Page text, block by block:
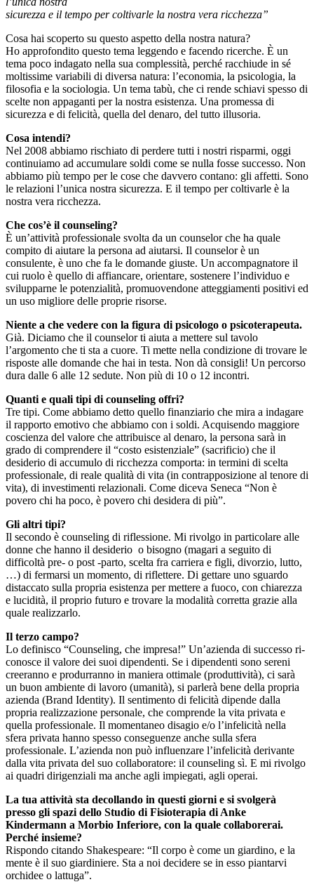
sicurezza e il tempo per coltivarle la nostra vera ricchezza”
Cosa hai scoperto su questo aspetto della nostra natura?
Ho approfondito questo tema leggendo e facendo ricerche. È un
tema poco indagato nella sua complessità, perché racchiude in sé
moltissime variabili di diversa natura: l’economia, la psicologia, la
filosofia e la sociologia. Un tema tabù, che ci rende schiavi spesso di
scelte non appaganti per la nostra esistenza. Una promessa di
sicurezza e di felicità, quella del denaro, del tutto illusoria.
Cosa intendi?
Nel 2008 abbiamo rischiato di perdere tutti i nostri risparmi, oggi
continuiamo ad accumulare soldi come se nulla fosse successo. Non
abbiamo più tempo per le cose che davvero contano: gli affetti. Sono
le relazioni l’unica nostra sicurezza. E il tempo per coltivarle è la
nostra vera ricchezza.
Che cos’è il counseling?
È un’attività professionale svolta da un counselor che ha quale
compito di aiutare la persona ad aiutarsi. Il counselor è un
consulente, è uno che fa le domande giuste. Un accompagnatore il
cui ruolo è quello di affiancare, orientare, sostenere l’individuo e
svilupparne le potenzialità, promuovendone atteggiamenti positivi ed
un uso migliore delle proprie risorse.
Niente a che vedere con la figura di psicologo o psicoterapeuta.
Già. Diciamo che il counselor ti aiuta a mettere sul tavolo
l’argomento che ti sta a cuore. Ti mette nella condizione di trovare le
risposte alle domande che hai in testa. Non dà consigli! Un percorso
dura dalle 6 alle 12 sedute. Non più di 10 o 12 incontri.
Quanti e quali tipi di counseling offri?
Tre tipi. Come abbiamo detto quello finanziario che mira a indagare
il rapporto emotivo che abbiamo con i soldi. Acquisendo maggiore
coscienza del valore che attribuisce al denaro, la persona sarà in
grado di comprendere il “costo esistenziale” (sacrificio) che il
desiderio di accumulo di ricchezza comporta: in termini di scelta
professionale, di reale qualità di vita (in contrapposizione al tenore di
vita), di investimenti relazionali. Come diceva Seneca “Non è
povero chi ha poco, è povero chi desidera di più”.
Gli altri tipi?
Il secondo è counseling di riflessione. Mi rivolgo in particolare alle
donne che hanno il desiderio o bisogno (magari a seguito di
difficoltà pre- o post -parto, scelta fra carriera e figli, divorzio, lutto,
…) di fermarsi un momento, di riflettere. Di gettare uno sguardo
distaccato sulla propria esistenza per mettere a fuoco, con chiarezza
e lucidità, il proprio futuro e trovare la modalità corretta grazie alla
quale realizzarlo.
Il terzo campo?
Lo definisco “Counseling, che impresa!” Un’azienda di successo ri-
conosce il valore dei suoi dipendenti. Se i dipendenti sono sereni
creeranno e produrranno in maniera ottimale (produttività), ci sarà
un buon ambiente di lavoro (umanità), si parlerà bene della propria
azienda (Brand Identity). Il sentimento di felicità dipende dalla
propria realizzazione personale, che comprende la vita privata e
quella professionale. Il momentaneo disagio e/o l’infelicità nella
sfera privata hanno spesso conseguenze anche sulla sfera
professionale. L’azienda non può influenzare l’infelicità derivante
dalla vita privata del suo collaboratore: il counseling sì. E mi rivolgo
ai quadri dirigenziali ma anche agli impiegati, agli operai.
La tua attività sta decollando in questi giorni e si svolgerà
presso gli spazi dello Studio di Fisioterapia di Anke
Kindermann a Morbio Inferiore, con la quale collaborerai.
Perché insieme?
Rispondo citando Shakespeare: “Il corpo è come un giardino, e la
mente è il suo giardiniere. Sta a noi decidere se in esso piantarvi
orchidee o lattuga”.